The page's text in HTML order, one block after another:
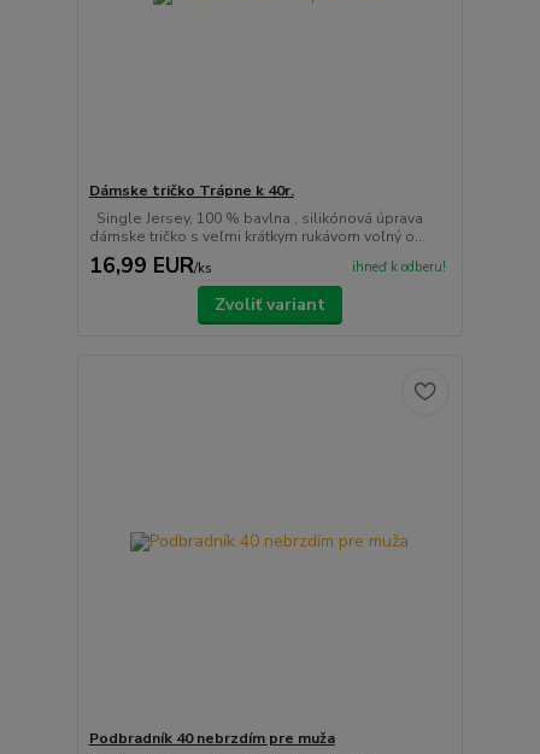
Dámske tričko Trápne k 40r.
Single Jersey, 100 % bavlna , silikónová úprava
dámske tričko s veľmi krátkym rukávom voľný o...
16,99 EUR/ks ihneď k odberu!
Zvoliť variant
Podbradník 40 nebrzdím pre muža